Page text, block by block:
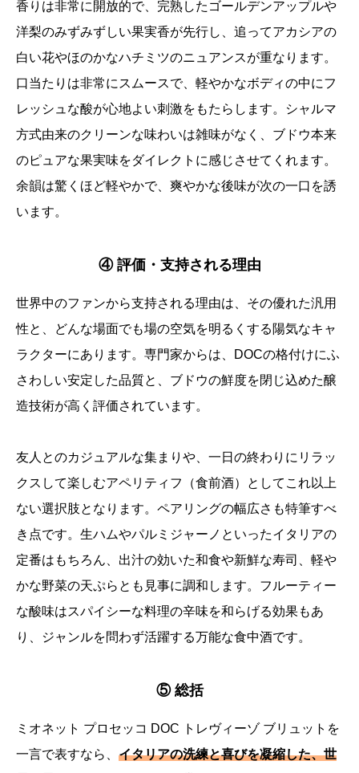
香りは非常に開放的で、完熟したゴールデンアップルや
洋梨のみずみずしい果実香が先行し、追ってアカシアの
白い花やほのかなハチミツのニュアンスが重なります。
口当たりは非常にスムースで、軽やかなボディの中にフ
レッシュな酸が心地よい刺激をもたらします。シャルマ
方式由来のクリーンな味わいは雑味がなく、ブドウ本来
のピュアな果実味をダイレクトに感じさせてくれます。
余韻は驚くほど軽やかで、爽やかな後味が次の一口を誘
います。
④ 評価・支持される理由
世界中のファンから支持される理由は、その優れた汎用
性と、どんな場面でも場の空気を明るくする陽気なキャ
ラクターにあります。専門家からは、DOCの格付けにふ
さわしい安定した品質と、ブドウの鮮度を閉じ込めた醸
造技術が高く評価されています。
友人とのカジュアルな集まりや、一日の終わりにリラッ
クスして楽しむアペリティフ（食前酒）としてこれ以上
ない選択肢となります。ペアリングの幅広さも特筆すべ
き点です。生ハムやパルミジャーノといったイタリアの
定番はもちろん、出汁の効いた和食や新鮮な寿司、軽や
かな野菜の天ぷらとも見事に調和します。フルーティー
な酸味はスパイシーな料理の辛味を和らげる効果もあ
り、ジャンルを問わず活躍する万能な食中酒です。
⑤ 総括
ミオネット プロセッコ DOC トレヴィーゾ ブリュットを
一言で表すなら、 イタリアの洗練と喜びを凝縮した、世